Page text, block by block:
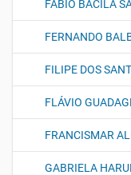
FÁBIO BACILA
FERNANDO
FILIPE DOS
FLÁVIO
FRANCISMAR
GABRIELA